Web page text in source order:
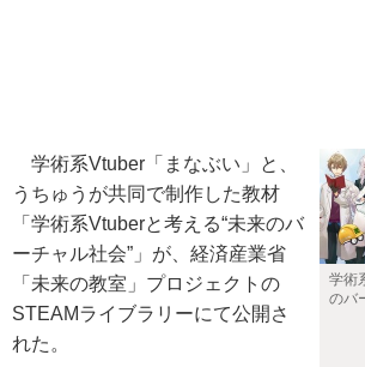
学術
のバ
学術系Vtuber「まなぶい」と、
うちゅうが共同で制作した教材
「学術系Vtuberと考える“未来のバ
ーチャル社会”」が、経済産業省
「未来の教室」プロジェクトの
STEAMライブラリーにて公開さ
れた。